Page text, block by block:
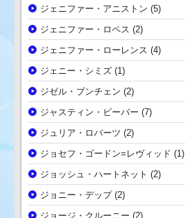
ジェニファー・アニストン (5)
ジェニファー・ロペス (2)
ジェニファー・ローレンス (4)
ジェニー・シミズ (1)
ジゼル・ブンチェン (2)
ジャスティン・ビーバー (7)
ジュリア・ロバーツ (2)
ジョセフ・ゴードン=レヴィッド (1)
ジョッシュ・ハートネット (2)
ジョニー・デップ(2)
ジョージ・クルーニー (2)